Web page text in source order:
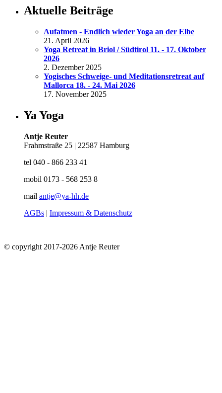
Aktuelle Beiträge
Aufatmen - Endlich wieder Yoga an der Elbe
21. April 2026
Yoga Retreat in Briol / Südtirol 11. - 17. Oktober
2026
2. Dezember 2025
Yogisches Schweige- und Meditationsretreat auf
Mallorca 18. - 24. Mai 2026
17. November 2025
Ya Yoga
Antje Reuter
Frahmstraße 25 | 22587 Hamburg
tel 040 - 866 233 41
mobil 0173 - 568 253 8
mail antje@ya-hh.de
AGBs | Impressum & Datenschutz
© copyright 2017-2026 Antje Reuter